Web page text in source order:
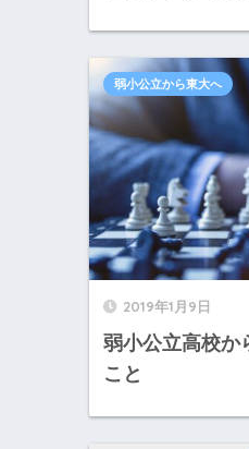
2019年1月9日
弱小公立高校か
こと
弱小公立から東大へ